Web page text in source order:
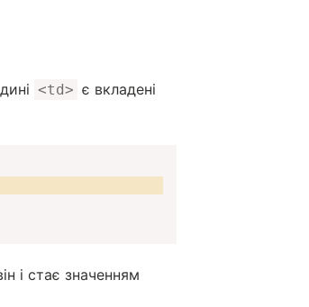
<td> є вкладені
і стає значенням